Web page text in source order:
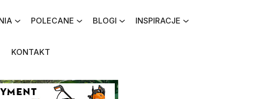
POLECANE BLOGI INSPIRACJE
KONTAKT